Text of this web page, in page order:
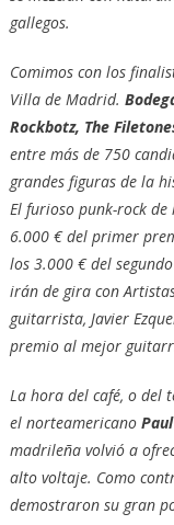
gallegos.
Comimos con los
Villa de Madrid.
Rockbotz, The
entre más de 750
grandes figuras de la
El furioso punk-rock de
6.000 € del primer
los 3.000 € del
irán de gira con
guitarrista, Javier
premio al mejor
La hora del café, o del
el norteamericano
madrileña volvió a
alto voltaje. Como
demostraron su gran